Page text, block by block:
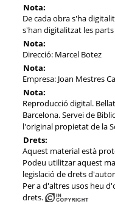
Nota:
De cada obra s'ha
s'han digitalitzat les
Nota:
Direcció: Marcel Botez
Nota:
Empresa: Joan Mestres
Nota:
Reproducció digital.
Barcelona. Servei de
l'original propietat de la
Drets:
Aquest material està
Podeu utilitzar aquest
legislació de drets
Per a d'altres usos heu
drets.